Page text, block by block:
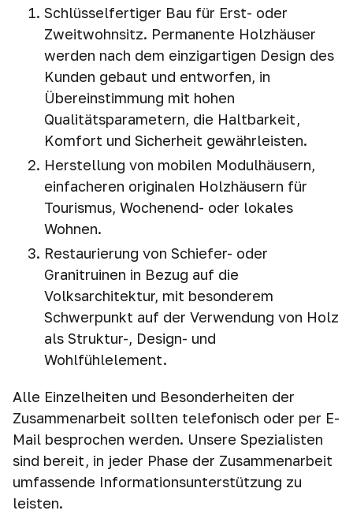
Schlüsselfertiger Bau für Erst- oder
Zweitwohnsitz. Permanente Holzhäuser
werden nach dem einzigartigen Design des
Kunden gebaut und entworfen, in
Übereinstimmung mit hohen
Qualitätsparametern, die Haltbarkeit,
Komfort und Sicherheit gewährleisten.
Herstellung von mobilen Modulhäusern,
einfacheren originalen Holzhäusern für
Tourismus, Wochenend- oder lokales
Wohnen.
Restaurierung von Schiefer- oder
Granitruinen in Bezug auf die
Volksarchitektur, mit besonderem
Schwerpunkt auf der Verwendung von Holz
als Struktur-, Design- und
Wohlfühlelement.
Alle Einzelheiten und Besonderheiten der
Zusammenarbeit sollten telefonisch oder per E-
Mail besprochen werden. Unsere Spezialisten
sind bereit, in jeder Phase der Zusammenarbeit
umfassende Informationsunterstützung zu
leisten.